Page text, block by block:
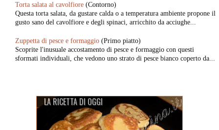
Torta salata al cavolfiore (Contorno)
Questa torta salata, da gustare calda o a temperatura ambiente propone il
gusto sano del cavolfiore e degli spinaci, arricchito da acciughe...
Zuppetta di pesce e formaggio (Primo piatto)
Scoprite l'inusuale accostamento di pesce e formaggio con questi
sformati individuali, che vedono uno strato di pesce bianco coperto da...
LA RICETTA DI OGGI